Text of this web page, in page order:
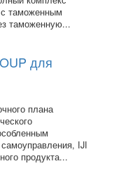
таможенным
таможенную...
для
плана
IJI
продукта...